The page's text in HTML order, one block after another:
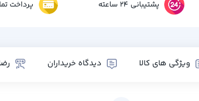
پشتیبانی 24 ساعته پرداخت
ویژگی های کالا دیدگاه خریداران